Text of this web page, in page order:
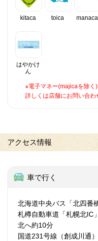
kitaca toica manaca
はやかけ
ん
※電子マネー(majicaを除く
詳しくは店舗にお問い合わ
アクセス情報
車で行く
北海道中央バス「北四番
札樽自動車道「札幌北IC
北へ約10分
国道231号線（創成川通